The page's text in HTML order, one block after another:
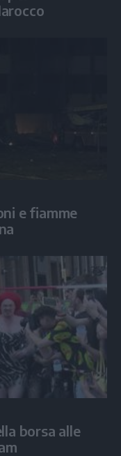
e fiamme
borsa alle